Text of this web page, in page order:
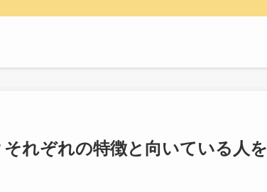
れぞれの特徴と向いている人を